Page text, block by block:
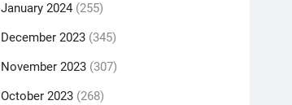
January 2024 (255)
December 2023 (345)
November 2023 (307)
October 2023 (268)